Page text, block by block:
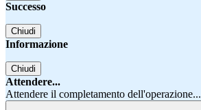
Successo
Chiudi
Informazione
Chiudi
Attendere...
Attendere il completamento dell'operazione...